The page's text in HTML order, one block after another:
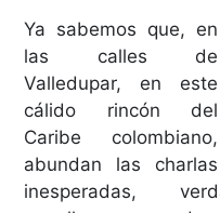
Ya sabemos que, en
las calles de
Valledupar, en este
cálido rincón del
Caribe colombiano,
abundan las charlas
inesperadas,